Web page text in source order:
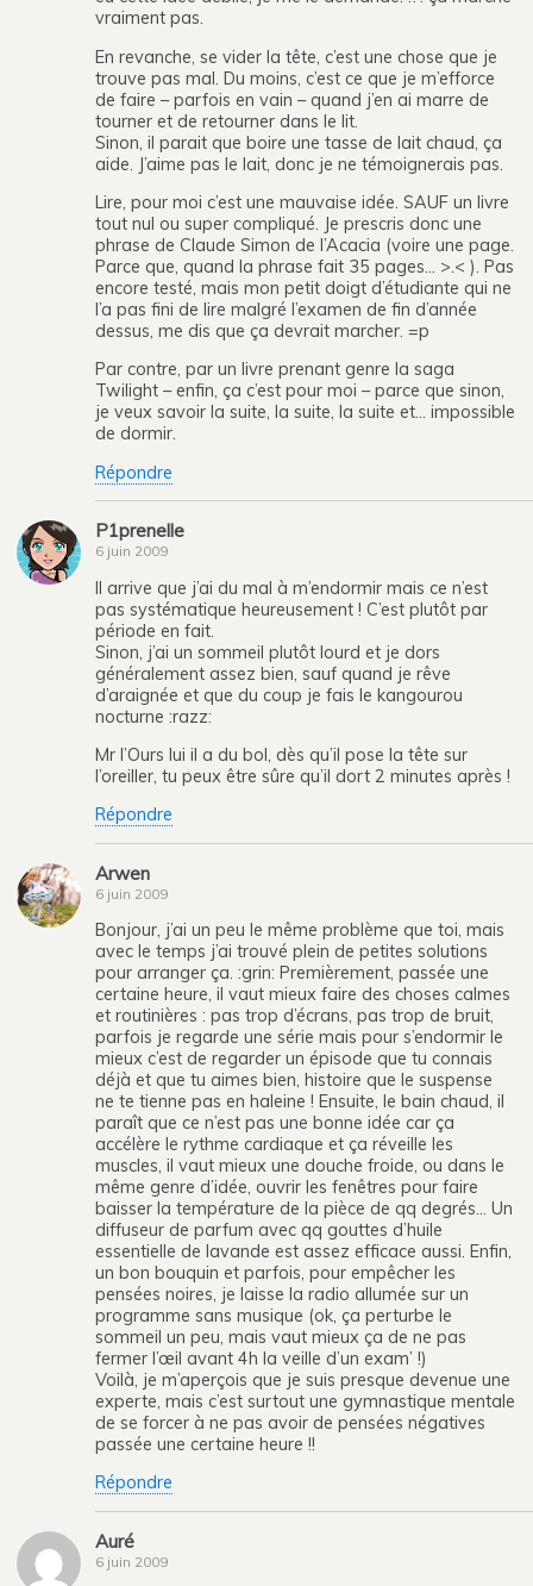
vraiment pas.
En revanche, se vider la tête, c’est une chose que je
trouve pas mal. Du moins, c’est ce que je m’efforce
de faire – parfois en vain – quand j’en ai marre de
tourner et de retourner dans le lit.
Sinon, il parait que boire une tasse de lait chaud, ça
aide. J’aime pas le lait, donc je ne témoignerais pas.
Lire, pour moi c’est une mauvaise idée. SAUF un livre
tout nul ou super compliqué. Je prescris donc une
phrase de Claude Simon de l’Acacia (voire une page.
Parce que, quand la phrase fait 35 pages… >.< ). Pas
encore testé, mais mon petit doigt d’étudiante qui ne
l’a pas fini de lire malgré l’examen de fin d’année
dessus, me dis que ça devrait marcher. =p
Par contre, par un livre prenant genre la saga
Twilight – enfin, ça c’est pour moi – parce que sinon,
je veux savoir la suite, la suite, la suite et… impossible
de dormir.
Répondre
P1prenelle
6 juin 2009
Il arrive que j’ai du mal à m’endormir mais ce n’est
pas systématique heureusement ! C’est plutôt par
période en fait.
Sinon, j’ai un sommeil plutôt lourd et je dors
généralement assez bien, sauf quand je rêve
d’araignée et que du coup je fais le kangourou
nocturne :razz:
Mr l’Ours lui il a du bol, dès qu’il pose la tête sur
l’oreiller, tu peux être sûre qu’il dort 2 minutes après !
Répondre
Arwen
6 juin 2009
Bonjour, j’ai un peu le même problème que toi, mais
avec le temps j’ai trouvé plein de petites solutions
pour arranger ça. :grin: Premièrement, passée une
certaine heure, il vaut mieux faire des choses calmes
et routinières : pas trop d’écrans, pas trop de bruit,
parfois je regarde une série mais pour s’endormir le
mieux c’est de regarder un épisode que tu connais
déjà et que tu aimes bien, histoire que le suspense
ne te tienne pas en haleine ! Ensuite, le bain chaud, il
paraît que ce n’est pas une bonne idée car ça
accélère le rythme cardiaque et ça réveille les
muscles, il vaut mieux une douche froide, ou dans le
même genre d’idée, ouvrir les fenêtres pour faire
baisser la température de la pièce de qq degrés… Un
diffuseur de parfum avec qq gouttes d’huile
essentielle de lavande est assez efficace aussi. Enfin,
un bon bouquin et parfois, pour empêcher les
pensées noires, je laisse la radio allumée sur un
programme sans musique (ok, ça perturbe le
sommeil un peu, mais vaut mieux ça de ne pas
fermer l’œil avant 4h la veille d’un exam’ !)
Voilà, je m’aperçois que je suis presque devenue une
experte, mais c’est surtout une gymnastique mentale
de se forcer à ne pas avoir de pensées négatives
passée une certaine heure !!
Répondre
Auré
6 juin 2009